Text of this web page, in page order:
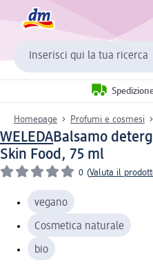
Inserisci qui la tua ricerca
Homepage Profumi e cosmesi
WELEDABalsamo
Skin Food, 75 ml
0 (Valuta il
vegano
Cosmetica naturale
bio